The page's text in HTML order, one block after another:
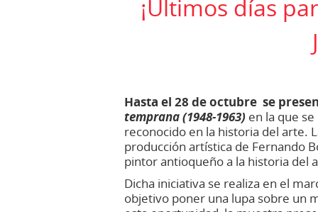
¡Últimos días
Hasta el 28 de octubre se
temprana (1948-1963) en la que
reconocido en la historia del arte.
producción artística de Fernando
pintor antioqueño a la historia del
Dicha iniciativa se realiza en el
objetivo poner una lupa sobre un